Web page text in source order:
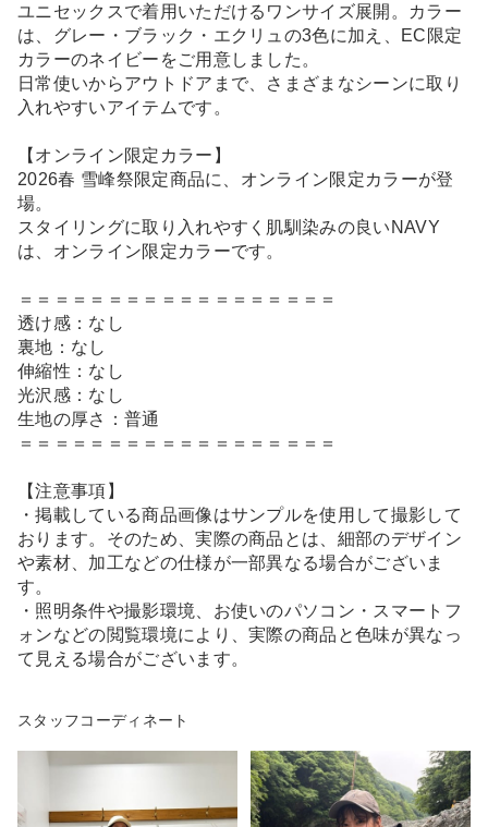
ユニセックスで着用いただけるワンサイズ展開。カラー
は、グレー・ブラック・エクリュの3色に加え、EC限定
カラーのネイビーをご用意しました。
日常使いからアウトドアまで、さまざまなシーンに取り
入れやすいアイテムです。
【オンライン限定カラー】
2026春 雪峰祭限定商品に、オンライン限定カラーが登
場。
スタイリングに取り入れやすく肌馴染みの良いNAVY
は、オンライン限定カラーです。
＝＝＝＝＝＝＝＝＝＝＝＝＝＝＝＝＝＝
透け感：なし
裏地：なし
伸縮性：なし
光沢感：なし
生地の厚さ：普通
＝＝＝＝＝＝＝＝＝＝＝＝＝＝＝＝＝＝
【注意事項】
・掲載している商品画像はサンプルを使用して撮影して
おります。そのため、実際の商品とは、細部のデザイン
や素材、加工などの仕様が一部異なる場合がございま
す。
・照明条件や撮影環境、お使いのパソコン・スマートフ
ォンなどの閲覧環境により、実際の商品と色味が異なっ
て見える場合がございます。
スタッフコーディネート